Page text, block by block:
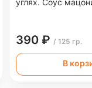
углях. Соус
390 ₽ / 125 гр.
В